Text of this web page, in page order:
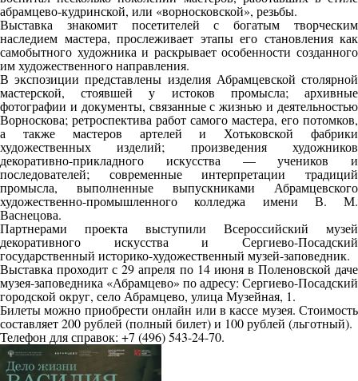
абрамцево-кудринской, или «ворносковской», резьбы.
Выставка знакомит посетителей с богатым творческим
наследием мастера, прослеживает этапы его становления как
самобытного художника и раскрывает особенности созданного
им художественного направления.
В экспозиции представлены изделия Абрамцевской столярной
мастерской, стоявшей у истоков промысла; архивные
фотографии и документы, связанные с жизнью и деятельностью
Ворноскова; ретроспектива работ самого мастера, его потомков,
а также мастеров артелей и Хотьковской фабрики
художественных изделий; произведения художников
декоративно-прикладного искусства — учеников и
последователей; современные интерпретации традиций
промысла, выполненные выпускниками Абрамцевского
художественно-промышленного колледжа имени В. М.
Васнецова.
Партнерами проекта выступили Всероссийский музей
декоративного искусства и Сергиево-Посадский
государственный историко-художественный музей-заповедник.
Выставка проходит с 29 апреля по 14 июня в Поленовской даче
музея-заповедника «Абрамцево» по адресу: Сергиево-Посадский
городской округ, село Абрамцево, улица Музейная, 1.
Билеты можно приобрести онлайн или в кассе музея. Стоимость
составляет 200 рублей (полный билет) и 100 рублей (льготный).
Телефон для справок: +7 (496) 543-24-70.